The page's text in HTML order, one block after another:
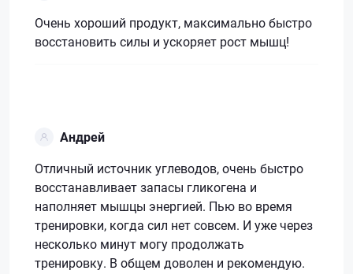
Очень хороший продукт, максимально быстро
восстановить силы и ускоряет рост мышц!
Андрей
Отличный источник углеводов, очень быстро
восстанавливает запасы гликогена и
наполняет мышцы энергией. Пью во время
тренировки, когда сил нет совсем. И уже через
несколько минут могу продолжать
тренировку. В общем доволен и рекомендую.